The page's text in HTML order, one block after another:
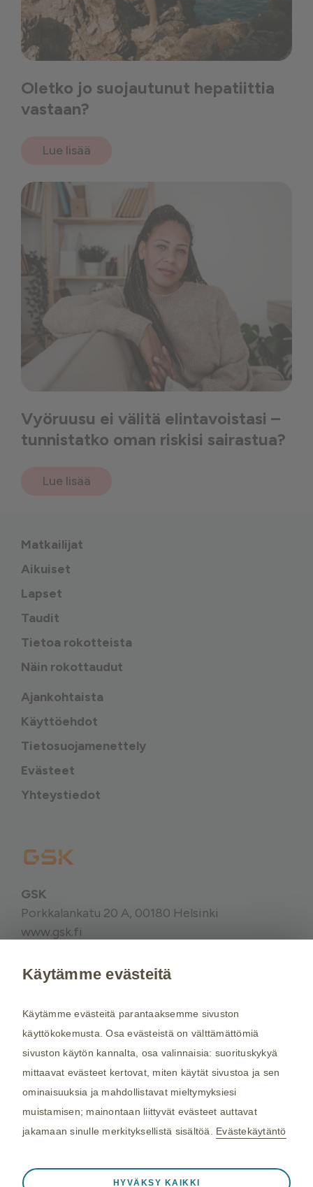
Oletko jo suojautunut hepatiittia
vastaan?
Lue lisää
Vyöruusu ei välitä elintavoistasi –
tunnistatko oman riskisi sairastua?
Lue lisää
Matkailijat
Aikuiset
Lapset
Taudit
Tietoa rokotteista
Näin rokottaudut
Ajankohtaista
Käyttöehdot
Tietosuojamenettely
Evästeet
Yhteystiedot
GSK
Porkkalankatu 20 A, 00180 Helsinki
www.gsk.fi
ammattilaiselta. Rokotussuositukset perustuvat
THL:nsuosituksiin. Maakohtaiset
rokotussuositukset perustuvatMatkailijan
terveysoppaaseen, jota toimittaa Kustannus Oy
Duodecim (aiemmin THL). Tarkistamme
maakohtaiset rokotesuositukset kahdesti
vuodessa.
04/2024, NP-FI-TVX-WCNT-210005
Käytämme evästeitä
Käytämme evästeitä parantaaksemme sivuston
käyttökokemusta. Osa evästeistä on välttämättömiä
sivuston käytön kannalta, osa valinnaisia: suorituskykyä
mittaavat evästeet kertovat, miten käytät sivustoa ja sen
ominaisuuksia ja mahdollistavat mieltymyksiesi
muistamisen; mainontaan liittyvät evästeet auttavat
jakamaan sinulle merkityksellistä sisältöä. Evästekäytäntö
Välttämättömät evästeet ❮
HYVÄKSY KAIKKI